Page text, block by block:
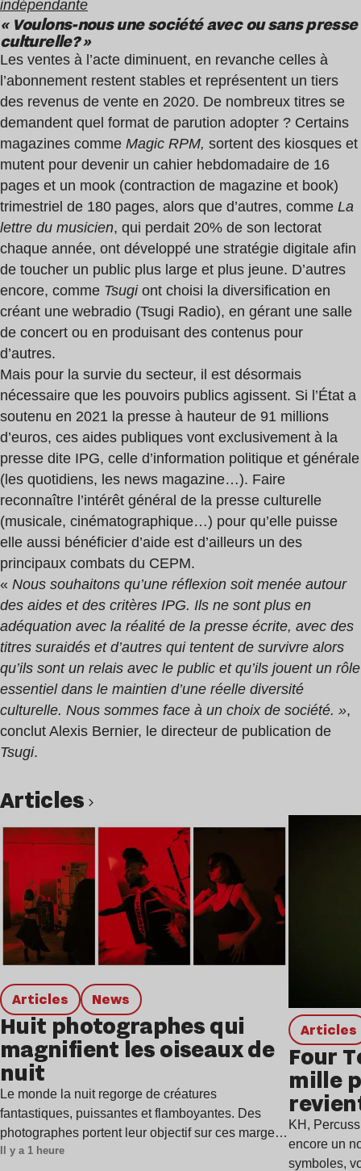
indépendante
« Voulons-nous une société avec ou sans presse
culturelle? »
Les ventes à l’acte diminuent, en revanche celles à
l’abonnement restent stables et représentent un tiers
des revenus de vente en 2020. De nombreux titres se
demandent quel format de parution adopter ? Certains
magazines comme Magic RPM, sortent des kiosques et
mutent pour devenir un cahier hebdomadaire de 16
pages et un mook (contraction de magazine et book)
trimestriel de 180 pages, alors que d’autres, comme La
lettre du musicien, qui perdait 20% de son lectorat
chaque année, ont développé une stratégie digitale afin
de toucher un public plus large et plus jeune. D’autres
encore, comme Tsugiont choisi la diversification en
créant une webradio (Tsugi Radio), en gérant une salle
de concert ou en produisant des contenus pour
d’autres.
Mais pour la survie du secteur, il est désormais
nécessaire que les pouvoirs publics agissent. Si l’État a
soutenu en 2021 la presse à hauteur de 91 millions
d’euros, ces aides publiques vont exclusivement à la
presse dite IPG, celle d’information politique et générale
(les quotidiens, les news magazine…). Faire
reconnaître l’intérêt général de la presse culturelle
(musicale, cinématographique…) pour qu’elle puisse
elle aussi bénéficier d’aide est d’ailleurs un des
principaux combats du CEPM.
« Nous souhaitons qu’une réflexion soit menée autour
des aides et des critères IPG. Ils ne sont plus en
adéquation avec la réalité de la presse écrite, avec des
titres suraidés et d’autres qui tentent de survivre alors
qu’ils sont un relais avec le public et qu’ils jouent un rôle
essentiel dans le maintien d’une réelle diversité
culturelle. Nous sommes face à un choix de société. »,
conclut Alexis Bernier, le directeur de publication de
Tsugi.
Articles
Articles news
Huit photographes qui
magnifient les oiseaux de
nuit
Le monde la nuit regorge de créatures
fantastiques, puissantes et flamboyantes. Des
photographes portent leur objectif sur ces marges
et…
Il y a 1 heure
Articles
Four
mille
single
KH,
encore un
symboles,
Lire l’article